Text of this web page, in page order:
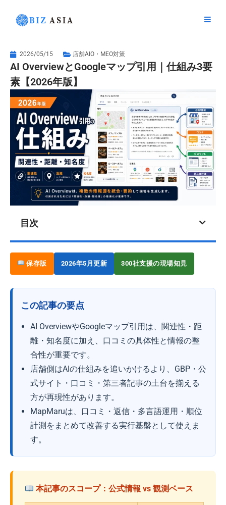
2026/05/15 店舗AIO・MEO対策
AI OverviewとGoogleマップ引用｜仕組み3要
素【2026年版】
目次
保存版 2026年5月更新 300社支援の現場知見
この記事の要点
AI OverviewやGoogleマップ引用は、関連性・距
離・知名度に加え、口コミの具体性と情報の整
合性が重要です。
店舗側はAIの仕組みを追いかけるより、GBP・公
式サイト・口コミ・第三者記事の土台を揃える
方が再現性があります。
MapMaruは、口コミ・返信・多言語運用・順位
計測をまとめて改善する実行基盤として使えま
す。
本記事のスコープ：公式情報 vs 観測ベース